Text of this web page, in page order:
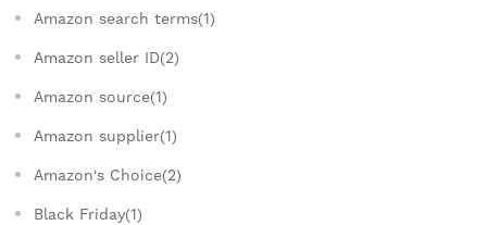
Amazon search terms(1)
Amazon seller ID(2)
Amazon source(1)
Amazon supplier(1)
Amazon's Choice(2)
Black Friday(1)